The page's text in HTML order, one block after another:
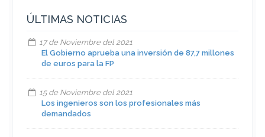
ÚLTIMAS NOTICIAS
17 de Noviembre del 2021
El Gobierno aprueba una inversión de 87,7 millones
de euros para la FP
15 de Noviembre del 2021
Los ingenieros son los profesionales más
demandados